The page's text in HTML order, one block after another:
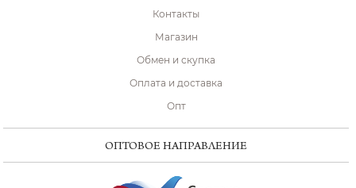
Контакты
Магазин
Обмен и скупка
Оплата и доставка
Опт
ОПТОВОЕ НАПРАВЛЕНИЕ